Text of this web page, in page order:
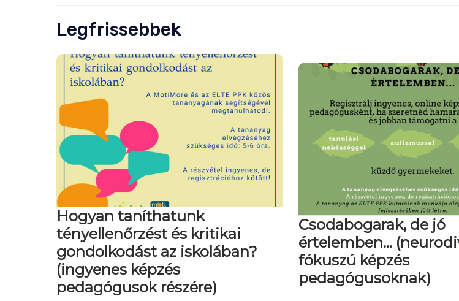
Legfrissebbek
Hogyan taníthatunk
tényellenőrzést és kritikai
gondolkodást az iskolában?
(ingyenes képzés
pedagógusok részére)
Csodabogarak, de jó
értelemben…
fókuszú képzés
pedagógusoknak)